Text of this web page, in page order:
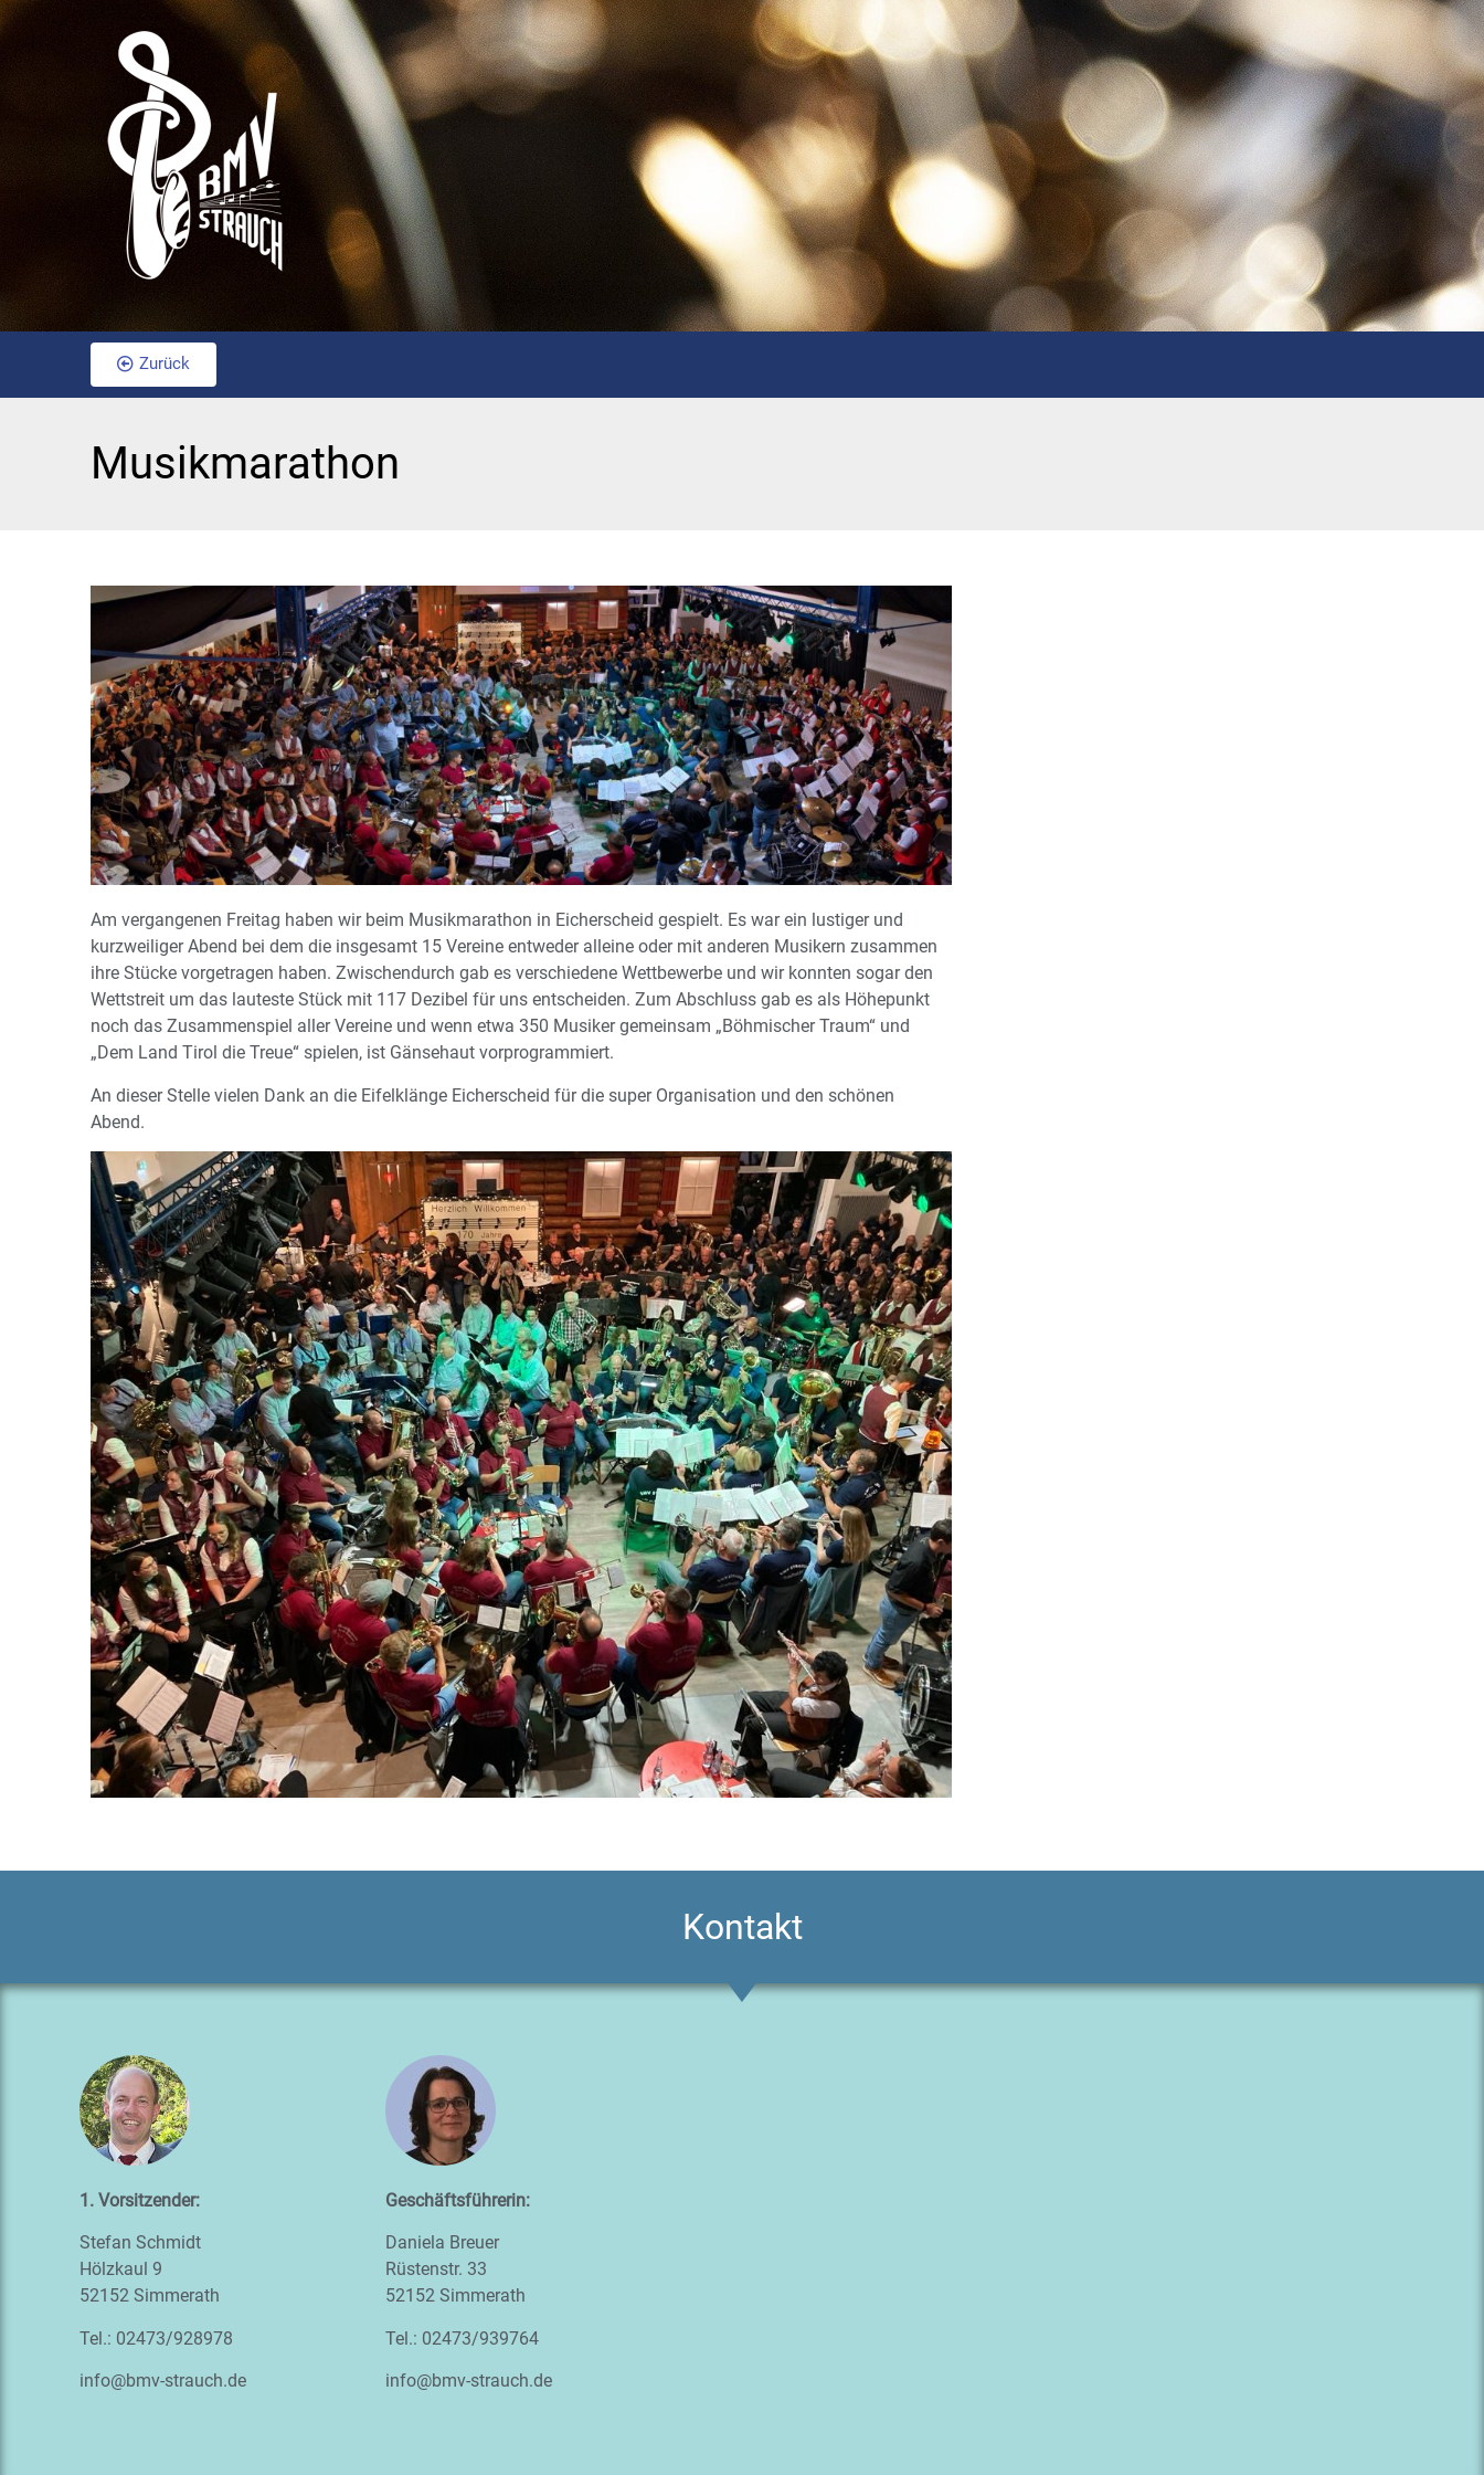
Zurück
Musikmarathon
Am vergangenen Freitag haben wir beim Musikmarathon in Eicherscheid gespielt. Es war ein lustiger und
kurzweiliger Abend bei dem die insgesamt 15 Vereine entweder alleine oder mit anderen Musikern zusammen
ihre Stücke vorgetragen haben. Zwischendurch gab es verschiedene Wettbewerbe und wir konnten sogar den
Wettstreit um das lauteste Stück mit 117 Dezibel für uns entscheiden. Zum Abschluss gab es als Höhepunkt
noch das Zusammenspiel aller Vereine und wenn etwa 350 Musiker gemeinsam „Böhmischer Traum“ und
„Dem Land Tirol die Treue“ spielen, ist Gänsehaut vorprogrammiert.
An dieser Stelle vielen Dank an die Eifelklänge Eicherscheid für die super Organisation und den schönen
Abend.
Kontakt
1. Vorsitzender:
Stefan Schmidt
Hölzkaul 9
52152 Simmerath
Tel.: 02473/928978
info@bmv-strauch.de
Geschäftsführerin:
Daniela Breuer
Rüstenstr. 33
52152 Simmerath
Tel.: 02473/939764
info@bmv-strauch.de